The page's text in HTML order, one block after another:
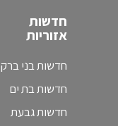
חדשות
אזוריות
חדשות בני ברק
חדשות בת ים
חדשות גבעת